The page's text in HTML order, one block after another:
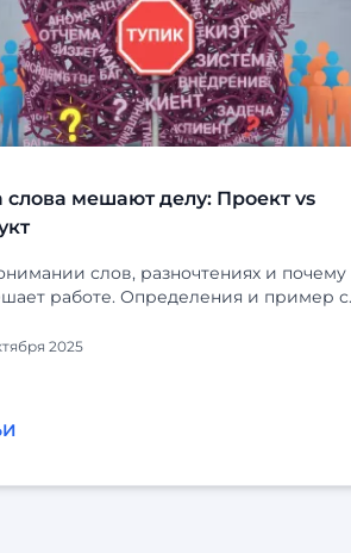
слова мешают делу: Проект vs
слов, разночтениях и почему
работе. Определения и пример с
2025